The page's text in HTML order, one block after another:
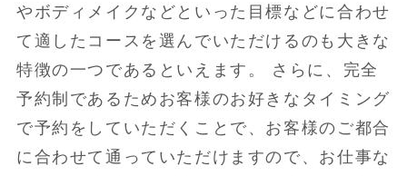
やボディメイクなどといった目標などに合わせ
て適したコースを選んでいただけるのも大きな
特徴の一つであるといえます。 さらに、完全
予約制であるためお客様のお好きなタイミング
で予約をしていただくことで、お客様のご都合
に合わせて通っていただけますので、お仕事な